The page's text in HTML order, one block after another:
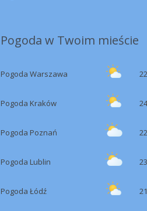
Pogoda w Twoim mieście
Pogoda Warszawa
Pogoda Kraków
Pogoda Poznań
Pogoda Lublin
Pogoda Łódź